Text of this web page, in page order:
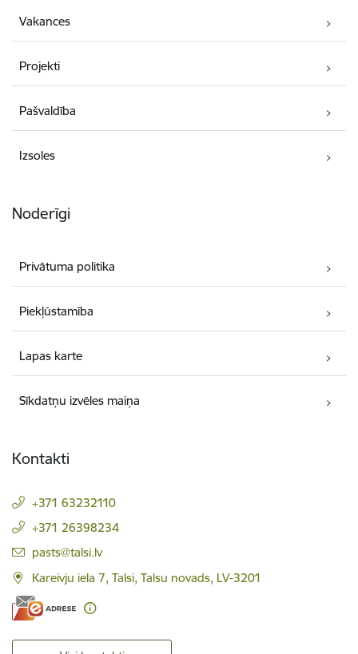
Vakances
Projekti
Pašvaldība
Izsoles
Noderīgi
Privātuma politika
Piekļūstamība
Lapas karte
Sīkdatņu izvēles maiņa
Kontakti
+371 63232110
+371 26398234
E-pasts:
pasts@talsi.lv
Kareivju iela 7, Talsi, Talsu novads, LV-3201